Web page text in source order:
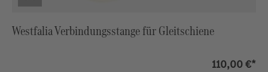
Westfalia Verbindungsstange für Gleitschiene
110,00 €*